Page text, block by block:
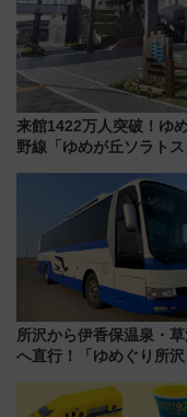
来館1422万人突破！ゆ
野線「ゆめが丘ソラト
所沢から伊香保温泉・
へ直行！「ゆめぐり所
軽に 運行ダイヤ・運